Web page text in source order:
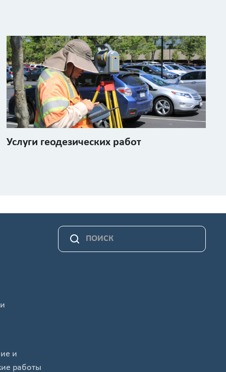
Услуги геодезических работ
и
работы